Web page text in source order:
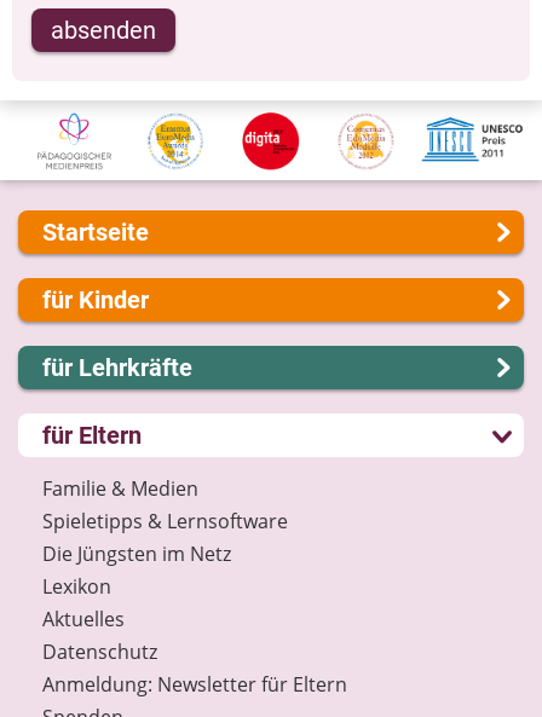
absenden
Startseite
Über uns
Presse
Kontakt
Impressum
Internet-ABC Sitemap
Barrierefreiheit
Länderprojekte
für Kinder
Lernen und Schule
Hobby und Freizeit
Spiel und Spaß
Mitreden und Mitmachen
Lexikon
Datenschutz
Newsletter
für Lehrkräfte
Lernmodule
Unterrichts­materialien
Internet-ABC-Schule
Praxishilfen
Aktuelles
Materialbestellung
Lexikon
Datenschutz
Newsletter
für Eltern
Familie & Medien
Spieletipps & Lernsoftware
Die Jüngsten im Netz
Lexikon
Aktuelles
Datenschutz
Anmeldung: Newsletter für Eltern